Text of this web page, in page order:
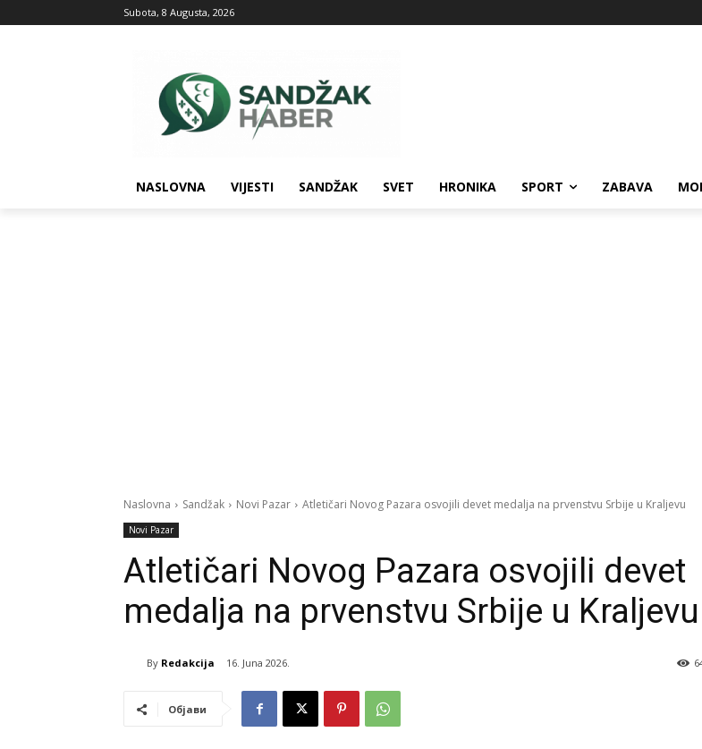
Subota, 8 Augusta, 2026
NASLOVNA VIJESTI SANDŽAK SVET HRONIKA SPORT ZABAVA
Naslovna Sandžak Novi Pazar Atletičari Novog Pazara osvojili devet medalja na prvenstvu Srbije u Kraljevu
Novi Pazar
Atletičari Novog Pazara osvojili devet
medalja na prvenstvu Srbije u Kraljevu
By Redakcija 16. Juna 2026.
Објави